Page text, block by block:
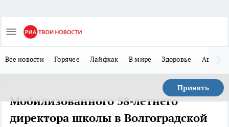
Все новости Горячее Лайфхак В мире Здоровье Авто
Принять
Мобилизованного 58-летнего
директора школы в Волгоградской